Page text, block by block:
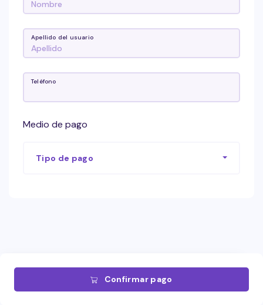
Apellido del usuario
Teléfono
Medio de pago
Tipo de pago
Confirmar pago